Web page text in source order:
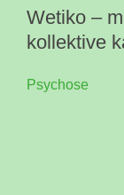
Wetiko –
kollektive
Psychose